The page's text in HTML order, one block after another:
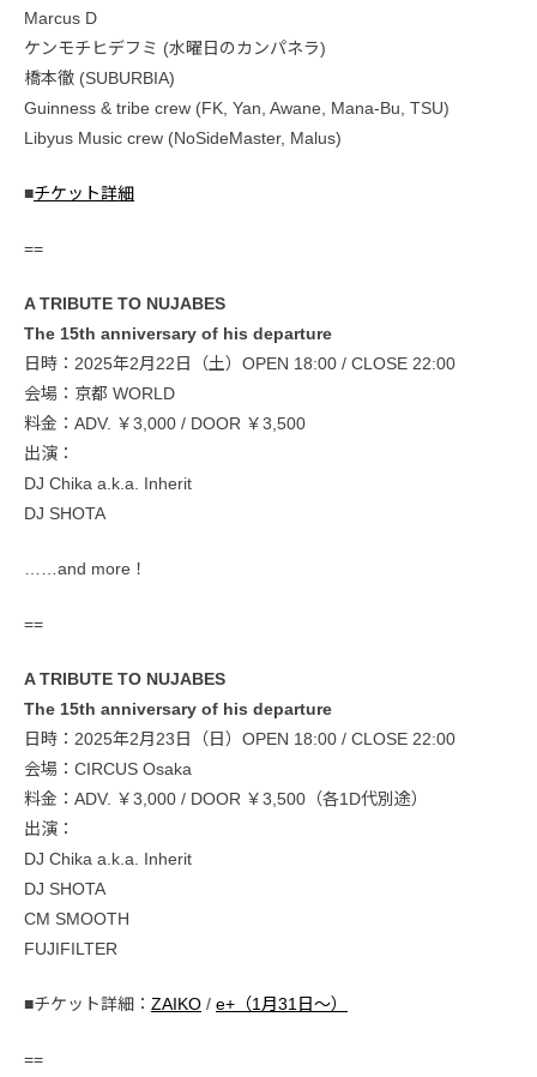
Marcus D
ケンモチヒデフミ (水曜日のカンパネラ)
橋本徹 (SUBURBIA)
Guinness & tribe crew (FK, Yan, Awane, Mana-Bu, TSU)
Libyus Music crew (NoSideMaster, Malus)
■チケット詳細
==
A TRIBUTE TO NUJABES
The 15th anniversary of his departure
日時：2025年2月22日（土）OPEN 18:00 / CLOSE 22:00
会場：京都 WORLD
料金：ADV. ￥3,000 / DOOR ￥3,500
出演：
DJ Chika a.k.a. Inherit
DJ SHOTA
……and more！
==
A TRIBUTE TO NUJABES
The 15th anniversary of his departure
日時：2025年2月23日（日）OPEN 18:00 / CLOSE 22:00
会場：CIRCUS Osaka
料金：ADV. ￥3,000 / DOOR ￥3,500（各1D代別途）
出演：
DJ Chika a.k.a. Inherit
DJ SHOTA
CM SMOOTH
FUJIFILTER
■チケット詳細： ZAIKO / e+（1月31日〜）
==